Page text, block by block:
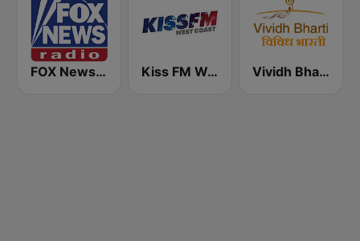
FOX News Radio Kiss FM West Coast Vividh Bharti (विविध भारती)